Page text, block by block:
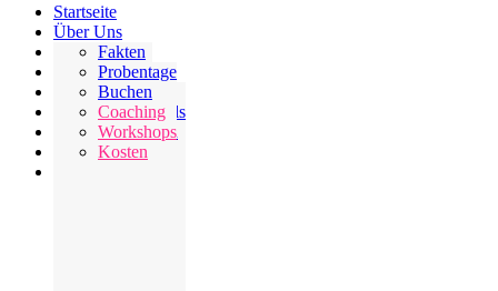
Startseite
Über Uns
Fakten
Leitung
Team
Sei Dabei
Probentage
Tryout
Tenaltos
Unkosten
Buchen
Buchen
Testimonials
Referenzen
Academy
Coaching
Workshops
Kosten
Kontakt
Impressum
Datenschutz